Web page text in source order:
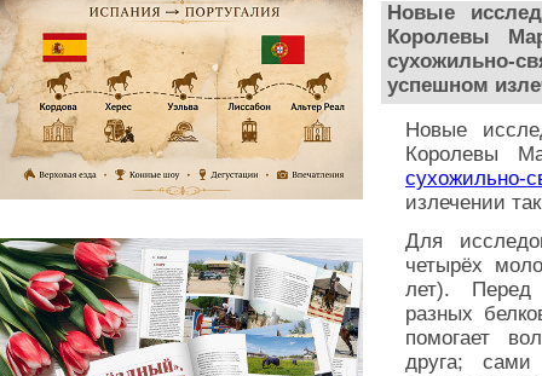
Новые
Королевы
сухожильно-
успешном
Новые
Королевы
сухожильно-
излечении
Для
четырёх
лет). Перед
разных
помогает
друга; сами